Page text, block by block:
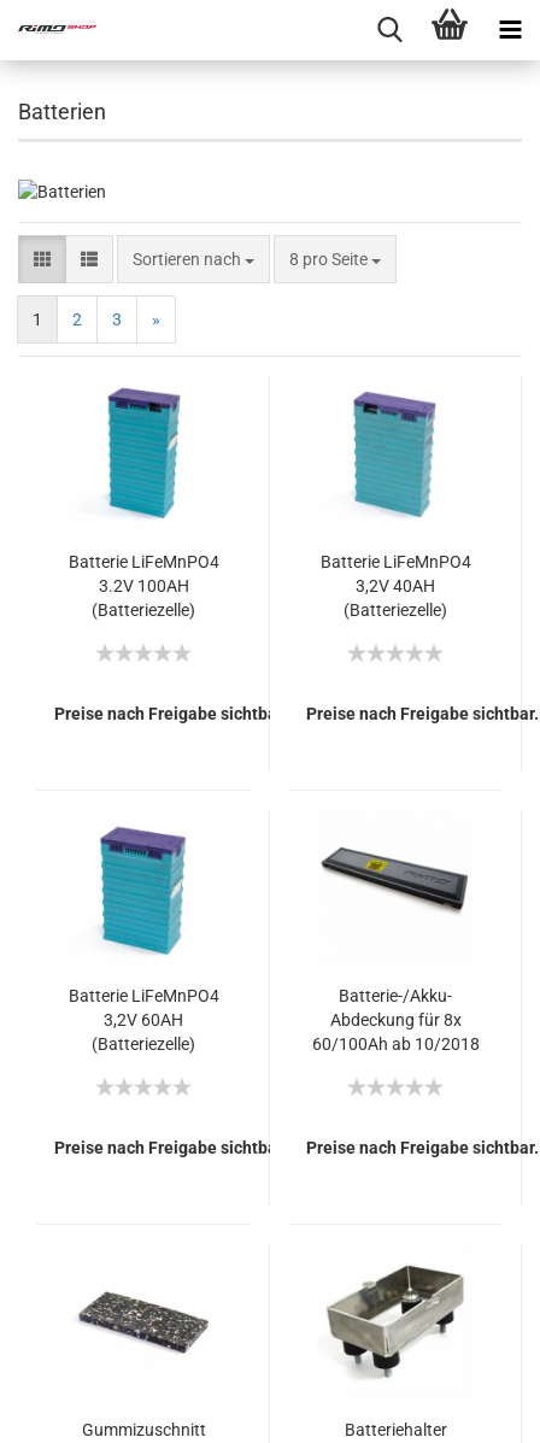
Batterien
Sortieren nach 8 pro Seite
1 2 3 »
Batterie LiFeMnPO4
3.2V 100AH
(Batteriezelle)
Preise nach Freigabe sichtbar.
Batterie LiFeMnPO4
3,2V 40AH
(Batteriezelle)
Preise nach Freigabe sichtbar.
Batterie LiFeMnPO4
3,2V 60AH
(Batteriezelle)
Preise nach Freigabe sichtbar.
Batterie-/Akku-
Abdeckung für 8x
60/100Ah ab 10/2018
Preise nach Freigabe sichtbar.
Gummizuschnitt
Batteriehalter